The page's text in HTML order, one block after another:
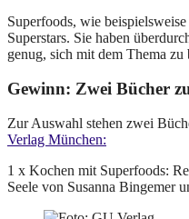
Superfoods, wie
Superstars. Sie haben
genug, sich mit dem Thema zu
Gewinn: Zwei Bücher
Zur Auswahl stehen zwei
Verlag München:
1 x Kochen mit Superfoods:
Seele von Susanna Bingemer